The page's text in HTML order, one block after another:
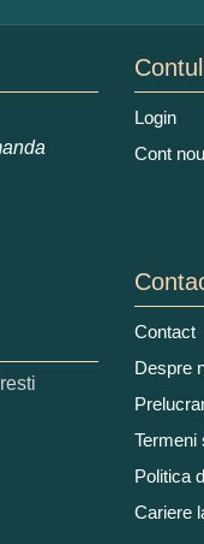
acest produs:
produs?
Login
Cont nou
Contact
Despre
Termeni
Politica
Cariere